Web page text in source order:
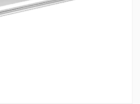
los rayones diarios, la corrosión y